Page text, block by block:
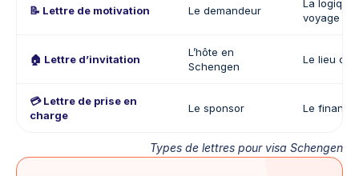
📝 Lettre de motivation Le demandeur
La logique
voyage
🏠 Lettre d’invitation
L’hôte en
Schengen
Le lieu
💳 Lettre de prise en
charge
Le sponsor Le
Types de lettres pour visa Schengen